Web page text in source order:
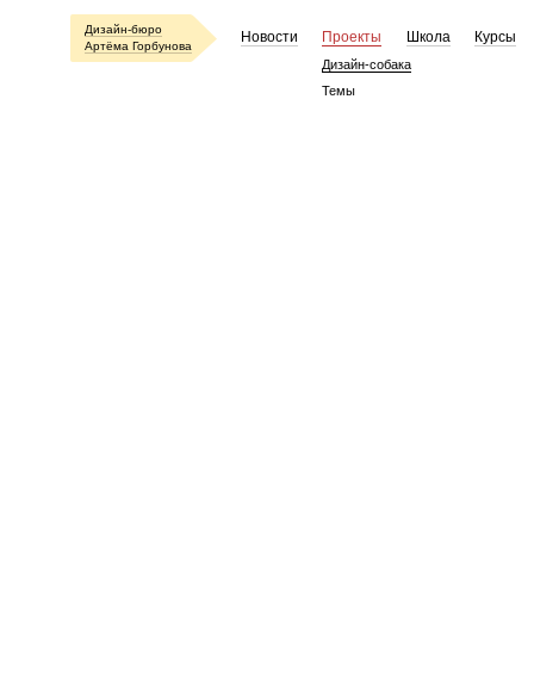
Дизайн-бюро
Артёма Горбунова
Новости Проекты
Дизайн-собака
Темы
Школа Курсы